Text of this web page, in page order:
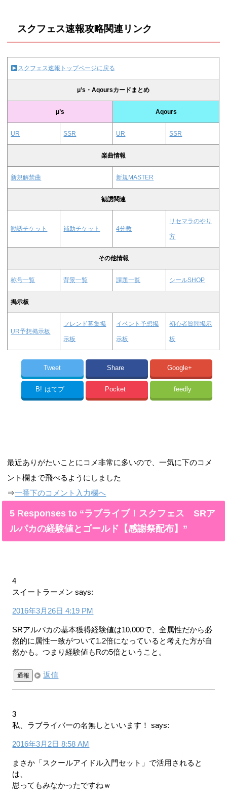
スクフェス速報攻略関連リンク
スクフェス速報トップページに戻る
μ’s・Aqoursカードまとめ
μ’s Aqours
UR SSR UR SSR
楽曲情報
新規解禁曲 新規MASTER
勧誘関連
勧誘チケット 補助チケット 4分教
リセマラのやり
方
その他情報
称号一覧 背景一覧 課題一覧 シールSHOP
掲示板
UR予想掲示板
フレンド募集掲
示板
イベント予想掲
示板
初心者質問掲示
板
Tweet Share Google+
B! はてブ Pocket feedly
最近ありがたいことにコメ非常に多いので、一気に下のコメ
ント欄まで飛べるようにしました
⇒一番下のコメント入力欄へ
5 Responses to “ラブライブ！スクフェス SRア
ルパカの経験値とゴールド【感謝祭配布】”
4
スイートラーメン says:
2016年3月26日 4:19 PM
SRアルパカの基本獲得経験値は10,000で、全属性だから必
然的に属性一致がついて1.2倍になっていると考えた方が自
然かも。つまり経験値もRの5倍ということ。
通報 返信
3
私、ラブライバーの名無しといいます！
says:
2016年3月2日 8:58 AM
まさか「スクールアイドル入門セット」で活用されると
は、
思ってもみなかったですねｗ